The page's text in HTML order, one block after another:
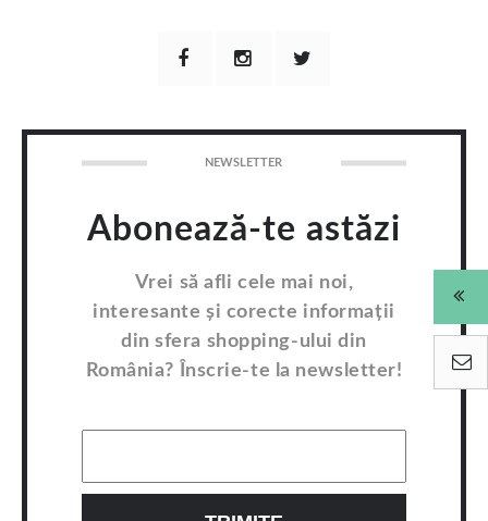
NEWSLETTER
Abonează-te astăzi
Vrei să afli cele mai noi,
interesante și corecte informații
din sfera shopping-ului din
România? Înscrie-te la newsletter!